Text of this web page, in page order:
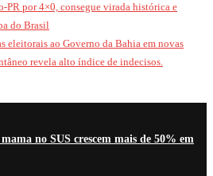
por 4×0, consegue virada histórica e
do Brasil
eleitorais ao Governo da Bahia em novas
revela alto índice de indecisos.
no SUS crescem mais de 50% em